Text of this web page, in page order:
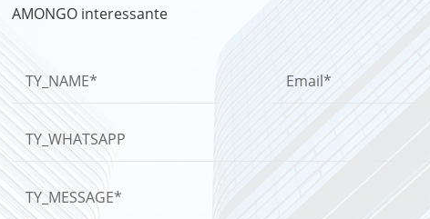
AMONGO interessante